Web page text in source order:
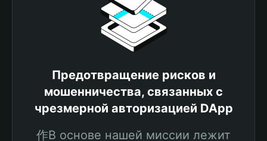
Предотвращение рисков и
мошенничества, связанных с
чрезмерной авторизацией DApp
作В основе нашей миссии лежит